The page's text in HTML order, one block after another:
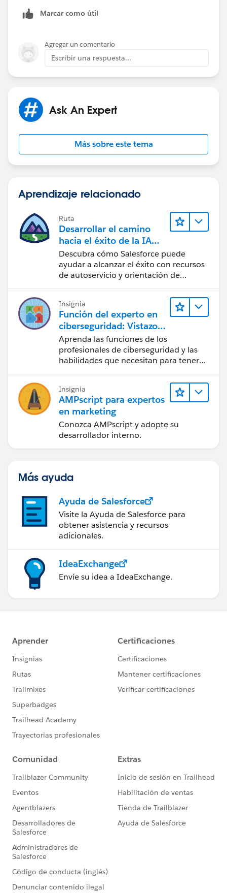
Marcar como útil
Agregar un comentario
Escribir una respuesta...
Ask An Expert
Más sobre este tema
Aprendizaje relacionado
Ruta
Desarrollar el camino
hacia el éxito de la IA
con Salesforce
Descubra cómo Salesforce puede
ayudar a alcanzar el éxito con recursos
de autoservicio y orientación de
Insignia
Función del experto en
ciberseguridad: Vistazo
rápido
Aprenda las funciones de los
profesionales de ciberseguridad y las
habilidades que necesitan para tener
Insignia
AMPscript para expertos
en marketing
Conozca AMPscript y adopte su
desarrollador interno.
Más ayuda
Ayuda de Salesforce
Visite la Ayuda de Salesforce para
obtener asistencia y recursos
adicionales.
IdeaExchange
Envíe su idea a IdeaExchange.